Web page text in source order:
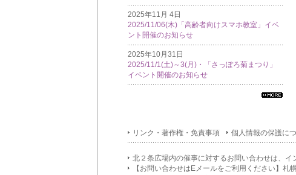
2025年11月 4日
2025/11/06(木)「高齢者向けスマホ教室」イベ
ント開催のお知らせ
2025年10月31日
2025/11/1(土)～3(月)・「さっぽろ菊まつり」
イベント開催のお知らせ
フォ
メー
ショ
ン一
リンク・著作権・免責事項 個人情報の保護に
北２条広場内の催事に対するお問い合わせは、イ
【お問い合わせはEメールをご利用ください】